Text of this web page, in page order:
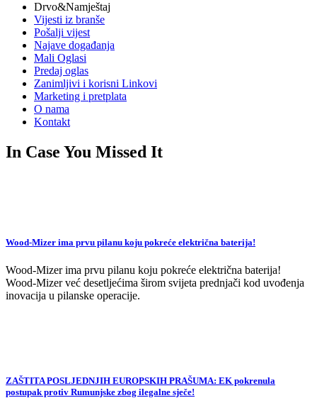
Drvo&Namještaj
Vijesti iz branše
Pošalji vijest
Najave događanja
Mali Oglasi
Predaj oglas
Zanimljivi i korisni Linkovi
Marketing i pretplata
O nama
Kontakt
In Case You Missed It
Wood-Mizer ima prvu pilanu koju pokreće električna baterija!
Wood-Mizer ima prvu pilanu koju pokreće električna baterija!
Wood-Mizer već desetljećima širom svijeta prednjači kod uvođenja
inovacija u pilanske operacije.
ZAŠTITA POSLJEDNJIH EUROPSKIH PRAŠUMA: EK pokrenula
postupak protiv Rumunjske zbog ilegalne sječe!